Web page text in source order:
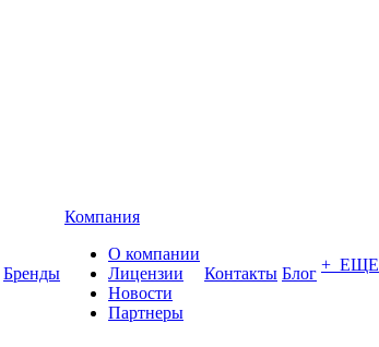
Бренды
Компания
О компании
Лицензии
Новости
Партнеры
Контакты Блог + ЕЩЕ